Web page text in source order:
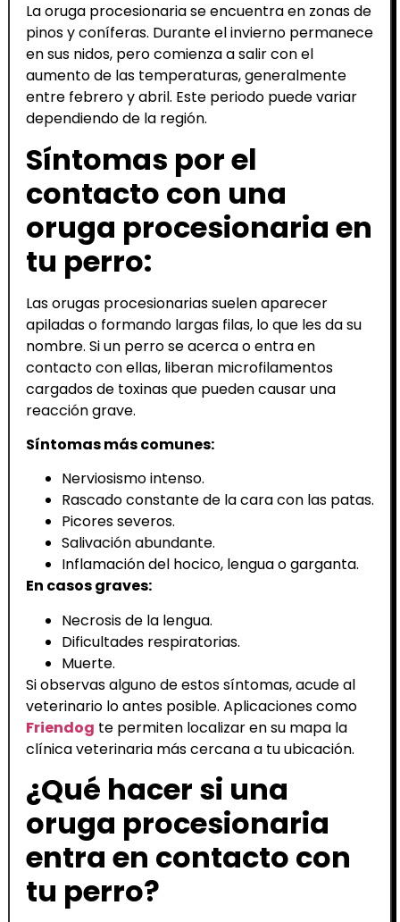
La oruga procesionaria se encuentra en zonas de
pinos y coníferas. Durante el invierno permanece
en sus nidos, pero comienza a salir con el
aumento de las temperaturas, generalmente
entre febrero y abril. Este periodo puede variar
dependiendo de la región.
Síntomas por el
contacto con una
oruga procesionaria en
tu perro:
Las orugas procesionarias suelen aparecer
apiladas o formando largas filas, lo que les da su
nombre. Si un perro se acerca o entra en
contacto con ellas, liberan microfilamentos
cargados de toxinas que pueden causar una
reacción grave.
Síntomas más comunes:
Nerviosismo intenso.
Rascado constante de la cara con las patas.
Picores severos.
Salivación abundante.
Inflamación del hocico, lengua o garganta.
En casos graves:
Necrosis de la lengua.
Dificultades respiratorias.
Muerte.
Si observas alguno de estos síntomas, acude al
veterinario lo antes posible. Aplicaciones como
Friendog te permiten localizar en su mapa la
clínica veterinaria más cercana a tu ubicación.
¿Qué hacer si una
oruga procesionaria
entra en contacto con
tu perro?